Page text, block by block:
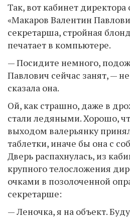
Так, вот кабинет директора
«Макаров Валентин
секретарша, стройная
печатает в компьютере.
— Посидите немного,
Павлович сейчас занят, —
сказала она.
Ой, как страшно, даже в
стали ледяными. Хорошо,
выходом валерьянку
таблетки, иначе бы она с
Дверь распахнулась, из
крупного телосложения
очками в позолоченной
секретарше:
— Леночка, я на объект.